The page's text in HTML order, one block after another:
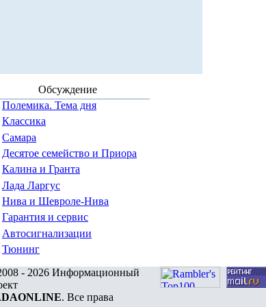
Обсуждение
Полемика. Тема дня
Классика
Самара
Десятое семейство и Приора
Калина и Гранта
Лада Ларгус
Нива и Шевроле-Нива
Гарантия и сервис
Автосигнализации
Тюнинг
- 2026 Информационный
. Все права